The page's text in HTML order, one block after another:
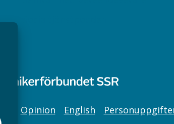
Opinion English